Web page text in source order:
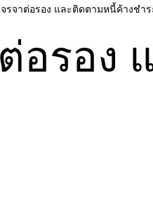
รจาต่อรอง และติดตามหนี้ค้างชำร
อรอง